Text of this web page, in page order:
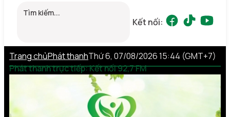
Kết nối:
Trang chủPhát thanh
Phát thanh trực tiếp: Kết nối 92,7 FM
Thứ 6, 07/08/2026 15:44 (GMT+7)